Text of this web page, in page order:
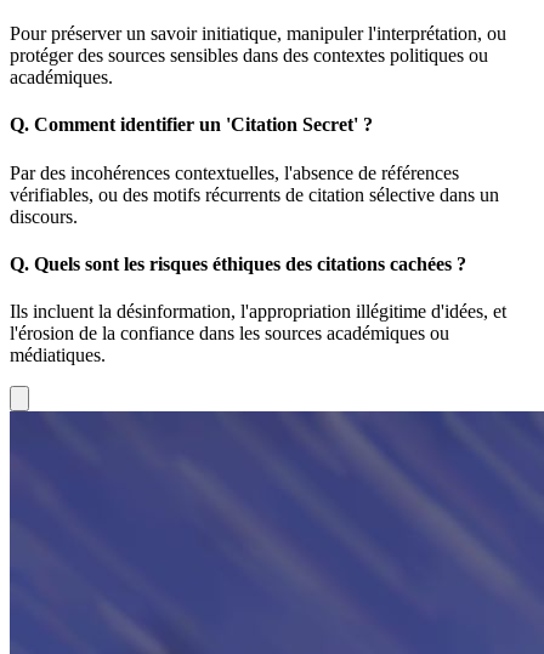
Pour préserver un savoir initiatique, manipuler l'interprétation, ou
protéger des sources sensibles dans des contextes politiques ou
académiques.
Q. Comment identifier un 'Citation Secret' ?
Par des incohérences contextuelles, l'absence de références
vérifiables, ou des motifs récurrents de citation sélective dans un
discours.
Q. Quels sont les risques éthiques des citations cachées ?
Ils incluent la désinformation, l'appropriation illégitime d'idées, et
l'érosion de la confiance dans les sources académiques ou
médiatiques.